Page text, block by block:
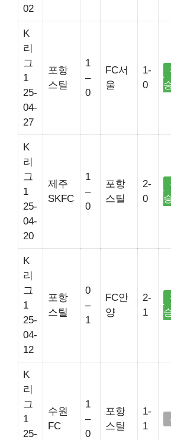
02
K
리
그
1
25-
04-
27
포항
스틸
1
–
0
FC서
울
1-
0
K
리
그
1
25-
04-
20
제주
SKFC
1
–
0
포항
스틸
2-
0
K
리
그
1
25-
04-
12
포항
스틸
0
–
1
FC안
양
2-
1
K
리
그
1
25-
수원
FC
1
–
0
포항
스틸
1-
1